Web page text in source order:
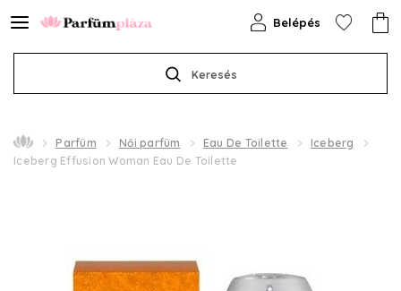
Keresés
Belépés
Parfüm Női parfüm Eau De Toilette
Iceberg
Iceberg Effusion Woman Eau De Toilette